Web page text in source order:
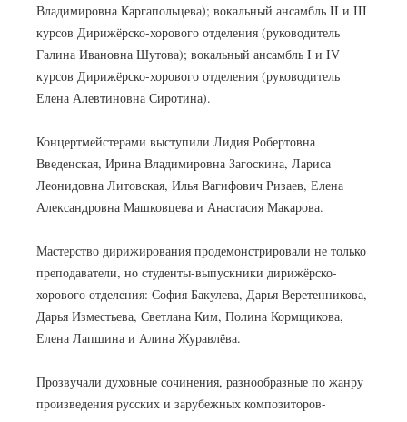
Владимировна Каргапольцева); вокальный ансамбль II и III
курсов Дирижёрско-хорового отделения (руководитель
Галина Ивановна Шутова); вокальный ансамбль I и IV
курсов Дирижёрско-хорового отделения (руководитель
Елена Алевтиновна Сиротина).
Концертмейстерами выступили Лидия Робертовна
Введенская, Ирина Владимировна Загоскина, Лариса
Леонидовна Литовская, Илья Вагифович Ризаев, Елена
Александровна Машковцева и Анастасия Макарова.
Мастерство дирижирования продемонстрировали не только
преподаватели, но студенты-выпускники дирижёрско-
хорового отделения: София Бакулева, Дарья Веретенникова,
Дарья Изместьева, Светлана Ким, Полина Кормщикова,
Елена Лапшина и Алина Журавлёва.
Прозвучали духовные сочинения, разнообразные по жанру
произведения русских и зарубежных композиторов-